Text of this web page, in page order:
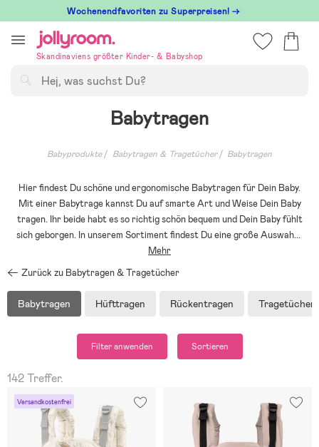
till
innehållet
Wochenendfavoriten zu Superpreisen! →
Skandinaviens größter Kinder- & Babyshop
Babytragen
Babyprodukte Babytragen & Tragetücher Babytragen
Hier findest Du schöne und ergonomische Babytragen für Dein Baby.
Mit einer Babytrage kannst Du auf smarte Art und Weise Dein Baby
tragen. Ihr beide habt es so richtig schön bequem und Dein Baby fühlt
sich geborgen. In unserem Sortiment findest Du eine große Auswah...
Mehr
Zurück zu Babytragen & Tragetücher
Babytragen Hüfttragen Rückentragen Tragetücher
Filter anwenden Sortieren
142 Treffer.
Versandkostenfrei